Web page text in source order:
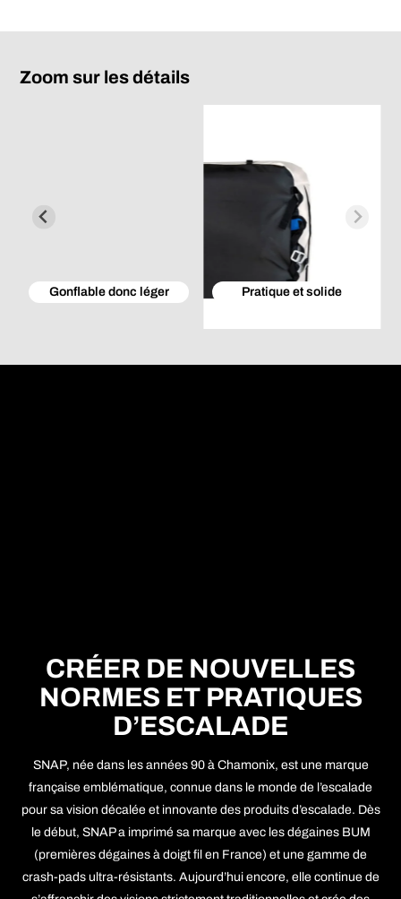
Zoom sur les détails
Gonflable donc léger Pratique et solide
CRÉER DE NOUVELLES
NORMES ET PRATIQUES
D’ESCALADE
SNAP, née dans les années 90 à Chamonix, est une marque
française emblématique, connue dans le monde de l’escalade
pour sa vision décalée et innovante des produits d’escalade. Dès
le début, SNAP a imprimé sa marque avec les dégaines BUM
(premières dégaines à doigt fil en France) et une gamme de
crash-pads ultra-résistants. Aujourd’hui encore, elle continue de